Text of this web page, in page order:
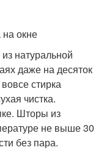
окне
натуральной
даже на десяток
стирка
чистка.
Шторы из
не выше 30
без пара.